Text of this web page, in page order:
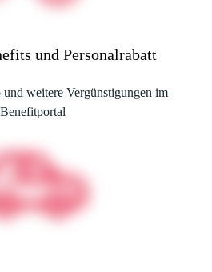
und Personalrabatt
weitere Vergünstigungen im
Benefitportal